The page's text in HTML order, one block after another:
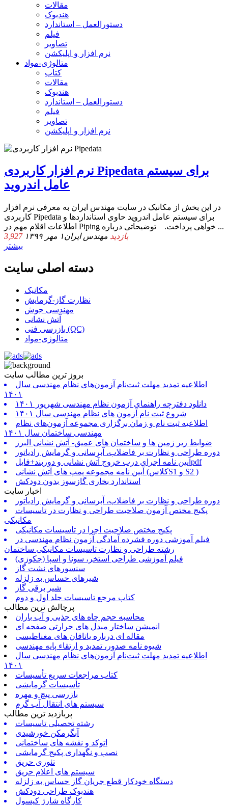
مقالات
هندبوک
دستورالعمل – استاندارد
فیلم
تصاویر
نرم افزار و اپلیکشن
متالوژی-مواد
کتاب
مقالات
هندبوک
دستورالعمل – استاندارد
فیلم
تصاویر
نرم افزار و اپلیکشن
نرم افزار کاربردی Pipedata برای سیستم
عامل اندروید
در این بخش از مکانیک در سایت مهندس ایران به معرفی نرم افزار
کاربردی Pipedata برای سیستم عامل اندروید حاوی استانداردها و
اطلاعات اقلام مهم در Piping خواهی پرداخت. توضیحاتی درباره ...
3,927 بازدید مهندس ایران۱ مهر ۱۳۹۹
بیشتر
دسته اصلی سایت
مکانیک
نظارت گاز-گرمایش
مهندسی جوش
آتش نشانی
بازرسی فنی (QC)
متالوژی-مواد
بروز ترین مطالب سایت
اطلاعیه تمدید مهلت ثبت‌نام آزمون‌های نظام مهندسی سال
۱۴۰۱
دانلود دفترچه راهنمای آزمون نظام مهندسی شهریور ۱۴۰۱
شروع ثبت نام آزمون های نظام مهندسی سال ۱۴۰۱
اطلاعیه ثبت نام و زمان برگزاری مجموعه آزمون‌های نظام
مهندسی ساختمان سال ۱۴۰۱
ضوابط زیر زمین ها و ساختمان های عمیق- آتش نشانی البرز
دوره طراحی و نظارت بر فاضلاب، آبرسانی و گرمایش رادیاتور
آیین نامه اجرای درب خروج آتش نشانی و دوربند+فایلpdf
آیین نامه مجموعه پمپ های آتش نشانی (کلاسS1 و S2 )
استاندارد بخاری گازسوز بدون دودکش
اخبار سایت
دوره طراحی و نظارت بر فاضلاب، آبرسانی و گرمایش رادیاتور
پکیج مختص آزمون صلاحیت طراحی و نظارت در تاسیسات
مکانیکی
پکیج مختص صلاحیت اجرا در تاسیسات مکانیکی
فیلم آموزشی دوره فشرده آمادگی آزمون نظام مهندسی در
رشته طراحی و نظارت تاسیسات مکانیکی ساختمان
فیلم آموزشی طراحی استخر، سونا و اسپا (جکوزی)
سنسورهای نشت گاز
شیرهای حساس به زلزله
شیر برقی گاز
کتاب مرجع تاسیسات جلد اول و دوم
پرچالش ترین مطالب
محاسبه حجم چاه های جذبی و آب باران
انمیشن ساختار مبدل های حرارتی صفحه ای
مقاله ای درباره یاتاقان های مغناطیسی
شیوه نامه صدور، تمدید و ارتقاء پایه مهندسی
اطلاعیه تمدید مهلت ثبت‌نام آزمون‌های نظام مهندسی سال
۱۴۰۱
کتاب مراجعات سریع تأسیسات
تأسیسات گرمایشی
بازرسی پیچ و مهره
سیستم های انتقال آب گرم
پربازدید ترین مطالب
رشته تحصیلی تاسیسات
آبگرمکن خورشیدی
اتوکد و نقشه های ساختمانی
نصب و نگهداری پکیج گرمایشی
تئوری حریق
سیستم های اعلام حریق
دستگاه خودکار قطع جریان گاز حساس به زلزله
هندبوک طراحی دودکش
کارگاه شارژ کپسول